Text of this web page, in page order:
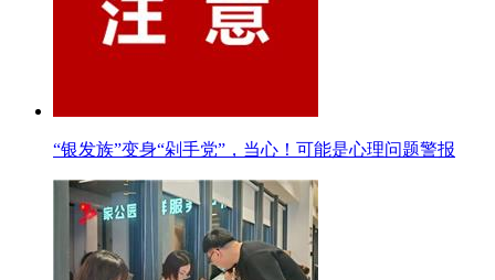
“银发族”变身“剁手党”，当心！可能是心理问题警报